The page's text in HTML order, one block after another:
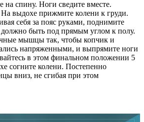
на спину. Ноги сведите вместе.
выдохе прижмите колени к груди.
себя за пояс руками, поднимите
быть под прямым углом к полу.
мышцы так, чтобы копчик и
напряженными, и выпрямите ноги
в этом финальном положении 5
согните колени. Постепенно
вниз, не сгибая при этом